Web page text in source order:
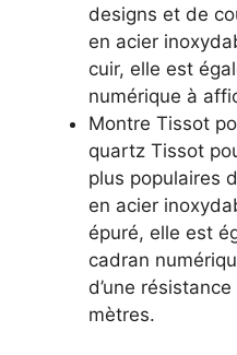
designs et de
en acier
cuir, elle est
numérique à
Montre Tissot
quartz Tissot
plus populaires
en acier
épuré, elle est
cadran
d’une résistance
mètres.